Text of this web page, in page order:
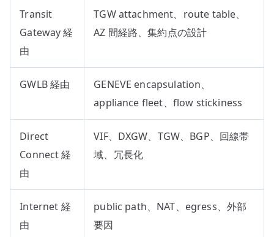
Transit
Gateway 経
由
TGW attachment、route table、
AZ 間経路、集約点の設計
GWLB 経由
GENEVE encapsulation、
appliance fleet、flow stickiness
Direct
Connect 経
由
VIF、DXGW、TGW、BGP、回線帯
域、冗長化
Internet 経
由
public path、NAT、egress、外部
要因